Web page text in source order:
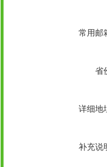
常用邮
省
详细地
补充说